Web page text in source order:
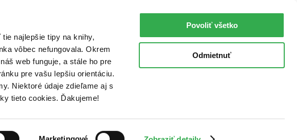
najlepšie tipy na knihy,
vôbec nefungovala. Okrem
web funguje, a stále ho pre
pre vašu lepšiu orientáciu.
Niektoré údaje zdieľame aj s
tieto cookies. Ďakujeme!
Povoliť všetko
Odmietnuť